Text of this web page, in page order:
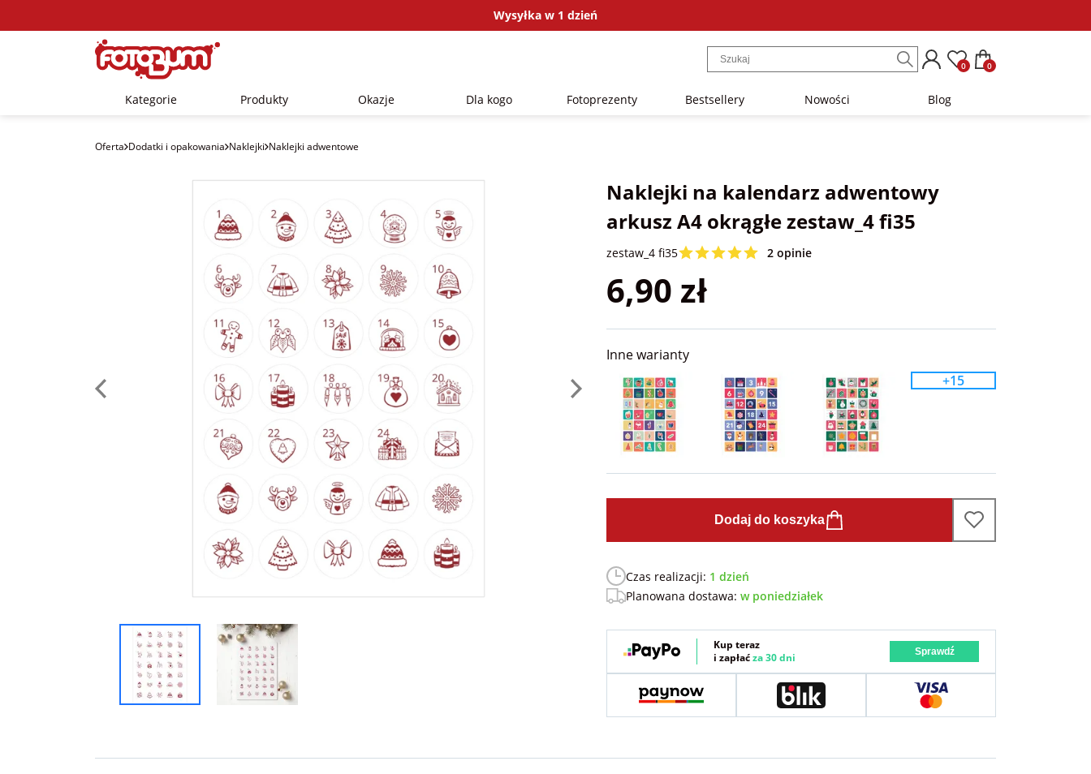
Wysyłka w 1 dzień
0 0
Kategorie Produkty Okazje Dla kogo Fotoprezenty Bestsellery Nowości Blog
Oferta Dodatki i opakowania Naklejki Naklejki adwentowe
Naklejki na kalendarz adwentowy
arkusz A4 okrągłe zestaw_4 fi35
zestaw_4 fi35 2 opinie
6,90 zł
Inne warianty
+15
Dodaj do koszyka
Czas realizacji: 1 dzień
Planowana dostawa: w poniedziałek
Kup teraz
i zapłaćza 30 dni Sprawdź